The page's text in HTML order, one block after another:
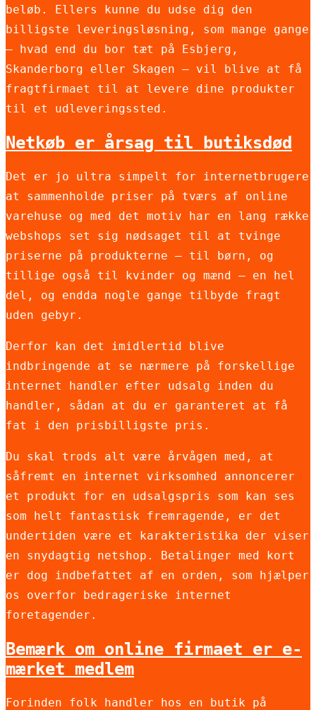
beløb. Ellers kunne du udse dig den
billigste leveringsløsning, som mange gange
– hvad end du bor tæt på Esbjerg,
Skanderborg eller Skagen – vil blive at få
fragtfirmaet til at levere dine produkter
til et udleveringssted.
Netkøb er årsag til butiksdød
Det er jo ultra simpelt for internetbrugere
at sammenholde priser på tværs af online
varehuse og med det motiv har en lang række
webshops set sig nødsaget til at tvinge
priserne på produkterne – til børn, og
tillige også til kvinder og mænd – en hel
del, og endda nogle gange tilbyde fragt
uden gebyr.
Derfor kan det imidlertid blive
indbringende at se nærmere på forskellige
internet handler efter udsalg inden du
handler, sådan at du er garanteret at få
fat i den prisbilligste pris.
Du skal trods alt være årvågen med, at
såfremt en internet virksomhed annoncerer
et produkt for en udsalgspris som kan ses
som helt fantastisk fremragende, er det
undertiden være et karakteristika der viser
en snydagtig netshop. Betalinger med kort
er dog indbefattet af en orden, som hjælper
os overfor bedrageriske internet
foretagender.
Bemærk om online firmaet er e-
mærket medlem
Forinden folk handler hos en butik på